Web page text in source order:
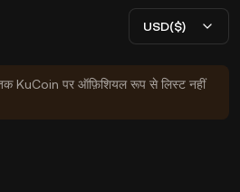
USD($)
तक KuCoin पर ऑफ़िशियल रूप से लिस्ट नहीं